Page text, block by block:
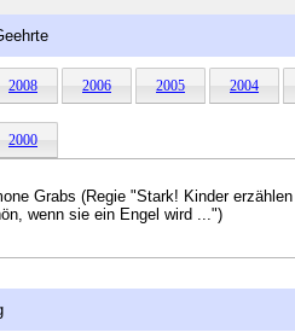
2008 2006 2005 2004
2000
Grabs (Regie "Stark! Kinder
wenn sie ein Engel wird ...")